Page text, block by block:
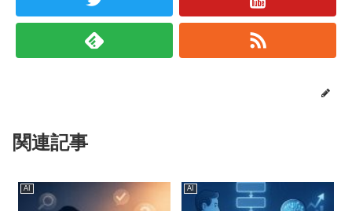
関連記事
AI AI